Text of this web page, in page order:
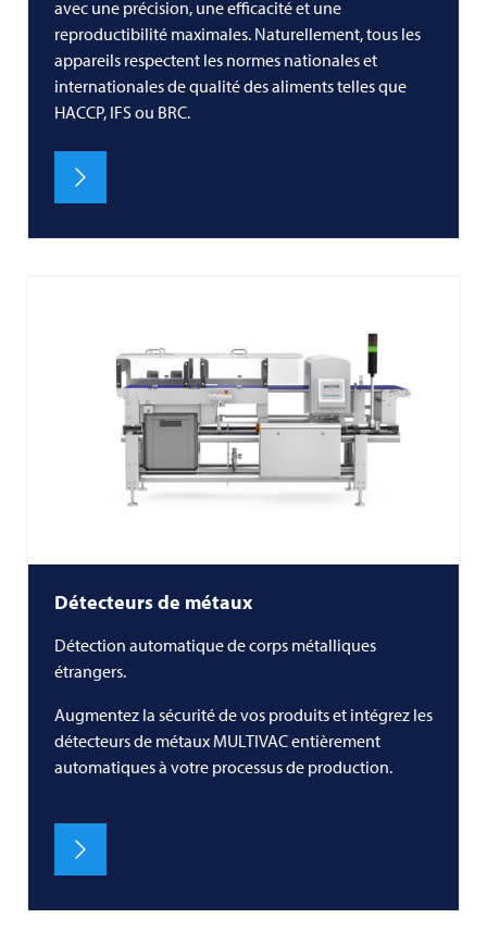
avec une précision, une efficacité et une
reproductibilité maximales. Naturellement, tous les
appareils respectent les normes nationales et
internationales de qualité des aliments telles que
HACCP, IFS ou BRC.
Détecteurs de métaux
Détection automatique de corps métalliques
étrangers.
Augmentez la sécurité de vos produits et intégrez les
détecteurs de métaux MULTIVACentièrement
automatiques à votre processus de production.